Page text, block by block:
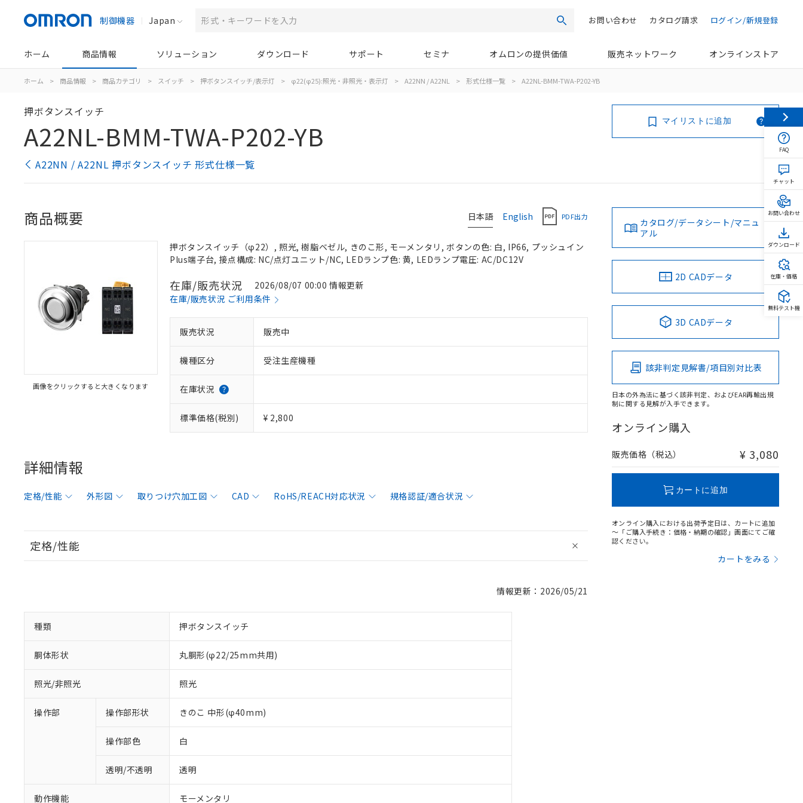
制御機器 Japan 検索 ログイン/新規登録
カタログ請求
お問い合わせ
ホーム 商品情報 ソリューション ダウンロード サポート セミナ オムロンの提供価値 販売ネットワーク オンラインストア
ホーム > 商品情報 > 商品カテゴリ > スイッチ > 押ボタンスイッチ/表示灯 > φ22(φ25):照光・非照光・表示灯 > A22NN / A22NL > 形式仕様一覧 > A22NL-BMM-TWA-P202-YB
押ボタンスイッチ
A22NL-BMM-TWA-P202-YB
A22NN / A22NL 押ボタンスイッチ 形式仕様一覧
マイリストに追加
日本語 English PDF出力
商品概要
画像をクリックすると大きくなります
押ボタンスイッチ（φ22）, 照光, 樹脂ベゼル, きのこ形, モーメンタリ, ボタンの色: 白, IP66, プッシュイン
Plus端子台, 接点構成: NC/点灯ユニット/NC, LEDランプ色: 黄, LEDランプ電圧: AC/DC12V
在庫/販売状況
2026/08/07 00:00 情報更新
在庫/販売状況 ご利用条件
販売状況 販売中
機種区分 受注生産機種
在庫状況
標準価格(税別) ¥ 2,800
詳細情報
定格/性能 外形図 取りつけ穴加工図 CAD RoHS/REACH対応状況 規格認証/適合状況
定格/性能
情報更新：2026/05/21
種類 押ボタンスイッチ
胴体形状 丸胴形(φ22/25mm共用)
照光/非照光 照光
操作部 操作部形状 きのこ 中形(φ40mm)
操作部色 白
透明/不透明 透明
動作機能 モーメンタリ
カタログ/データシート/マニュ
アル
2D CADデータ
3D CADデータ
該非判定見解書/項目別対比表
日本の外為法に基づく該非判定、およびEAR再輸出規
制に関する見解が入手できます。
オンライン購入
販売価格（税込） ¥ 3,080
カートに追加
オンライン購入における出荷予定日は、カートに追加
～「ご購入手続き：価格・納期の確認」画面にてご確
認ください。
カートをみる
FAQ
チャット
お問い合わせ
ダウンロード
在庫・価格
無料テスト機